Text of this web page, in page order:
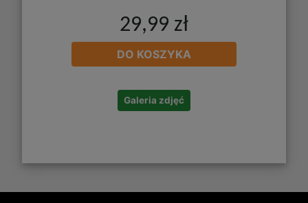
29,99 zł
DO KOSZYKA
Galeria zdjęć